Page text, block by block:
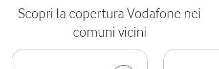
Scopri la copertura Vodafone nei
comuni vicini